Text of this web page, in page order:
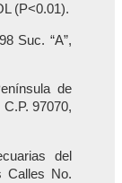
(P<0.01).
Suc. “A”,
de
97070,
del
Calles No.